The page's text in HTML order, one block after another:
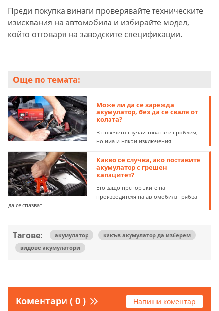
Преди покупка винаги проверявайте техническите
изисквания на автомобила и избирайте модел,
който отговаря на заводските спецификации.
Още по темата:
Може ли да се зарежда
акумулатор, без да се сваля от
колата?
В повечето случаи това не е проблем,
но има и някои изключения
Какво се случва, ако поставите
акумулатор с грешен
капацитет?
Ето защо препоръките на
производителя на автомобила трябва
да се спазват
Тагове: акумулатор
какъв акумулатор да изберем
видове акумулатори
Коментари ( 0 ) Напиши коментар